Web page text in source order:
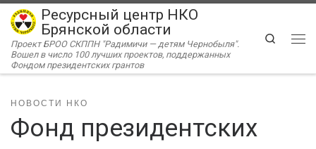
Перейти к содержимому
Ресурсный центр НКО
Брянской области
Проект БРОО СКППН "Радимичи — детям Чернобыля".
Вошел в число 100 лучших проектов, поддержанных
Фондом президентских грантов
Search
НОВОСТИ НКО
Фонд президентских